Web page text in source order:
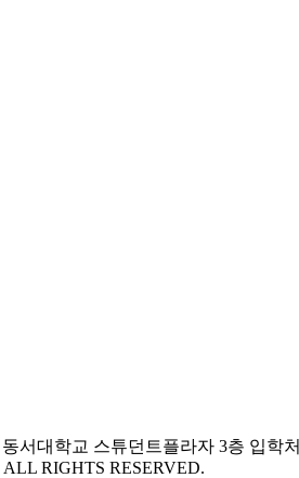
서대학교 스튜던트플라자 3층 입학처
RIGHTS RESERVED.